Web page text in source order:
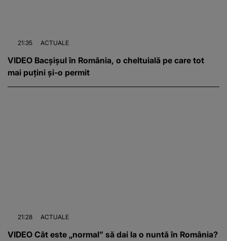
21:35 ACTUALE
VIDEO Bacșișul în România, o cheltuială pe care tot
mai puțini și-o permit
21:28 ACTUALE
VIDEO Cât este „normal” să dai la o nuntă în România?